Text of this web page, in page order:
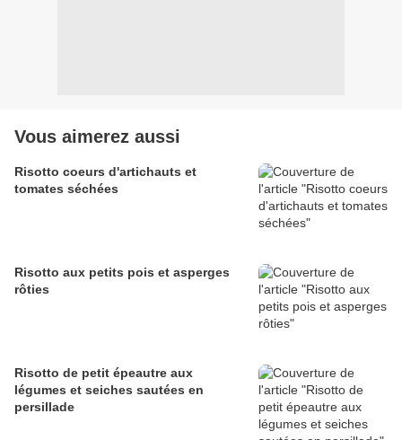
Vous aimerez aussi
Risotto coeurs d'artichauts et
tomates séchées
Risotto aux petits pois et asperges
rôties
Risotto de petit épeautre aux
légumes et seiches sautées en
persillade